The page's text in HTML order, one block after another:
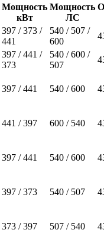
Мощность
кВт
Мощность
ЛС
397 / 373 /
441
540 / 507 /
600
397 / 441 /
373
540 / 600 /
507
397 / 441 540 / 600
441 / 397 600 / 540
397 / 441 540 / 600
397 / 373 540 / 507
373 / 397 507 / 540